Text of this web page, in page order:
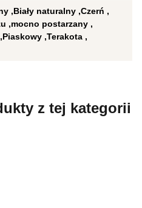
Biały naturalny Czerń
mocno postarzany
Piaskowy Terakota
z tej kategorii